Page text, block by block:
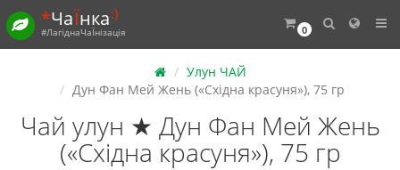
0
*ЧаЇнка:)
#ЛагіднаЧаЇнізація
Улун ЧАЙ
Дун Фан Мей Жень («Східна красуня»), 75 гр
Чай улун ★ Дун Фан Мей Жень
(«Східна красуня»), 75 гр